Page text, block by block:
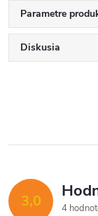
Parametre
Diskusia
3,0
4